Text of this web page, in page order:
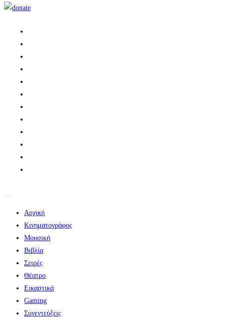
Αρχική
Κινηματογράφος
Μουσική
Βιβλία
Σειρές
Θέατρο
Εικαστικά
Gaming
Συνεντεύξεις